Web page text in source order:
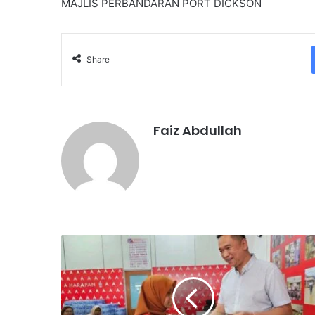
MAJLIS PERBANDARAN PORT DICKSON
Share
Faiz Abdullah
4
9
p
e
l